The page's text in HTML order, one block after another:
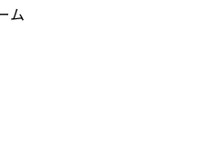
ム